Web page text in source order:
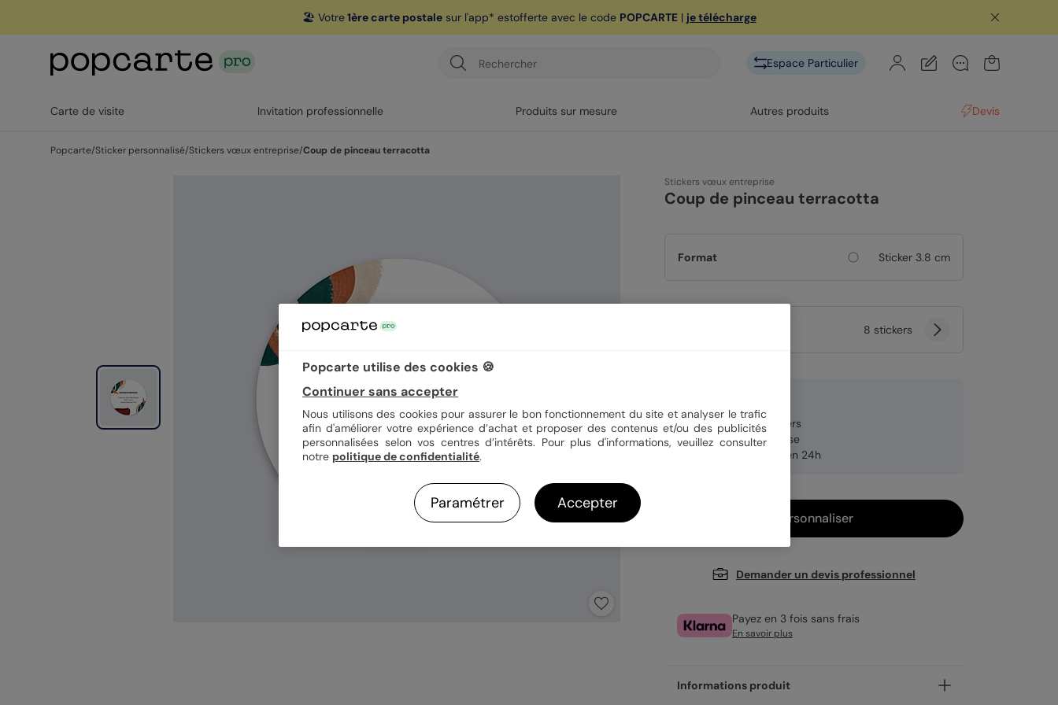
🏖️ Votre1ère carte postalesur l'app* estofferte avec le code POPCARTE| je télécharge
Espace Particulier
Carte de visite Invitation professionnelle Produits sur mesure Autres produits Devis
Popcarte/Sticker personnalisé/Stickers vœux entreprise/Coup de pinceau terracotta
Stickers vœux entreprise
Coup de pinceau terracotta
Format Sticker 3.8 cm
8 stickers
Planche de 8 stickers
Fabrication française
Expédition rapide en 24h
Personnaliser
Demander un devis professionnel
Payez en 3 fois sans frais
En savoir plus
Informations produit
Popcarte utilise des cookies 🍪
Continuer sans accepter
Nous utilisons des cookies pour assurer le bon fonctionnement du site et analyser le trafic
afin d'améliorer votre expérience d’achat et proposer des contenus et/ou des publicités
personnalisées selon vos centres d’intérêts. Pour plus d'informations, veuillez consulter
notre politique de confidentialité.
Paramétrer Accepter